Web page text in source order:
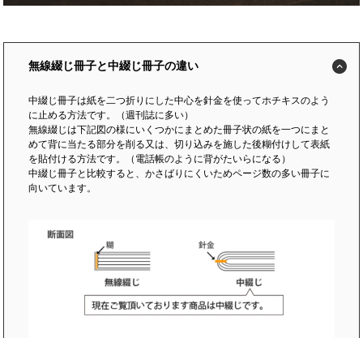
無線綴じ冊子と中綴じ冊子の違い
中綴じ冊子は紙を二つ折りにした中心を針金を使ってホチキスのよう
に止める方法です。（週刊誌に多い）
無線綴じは下記図の様にいくつかにまとめた冊子状の紙を一つにまと
めて背に当たる部分を削る又は、切り込みを施した後糊付けして表紙
を貼付ける方法です。（電話帳のように背がたいらになる）
中綴じ冊子と比較すると、かさばりにくいためページ数の多い冊子に
向いています。
校正・印刷
お支払い
梱包・包装
発送・配送
変更・キャンセル
商品別のよくある質問
中綴じ冊子
無線綴じ冊子
季節商品
封筒／クリアファイル